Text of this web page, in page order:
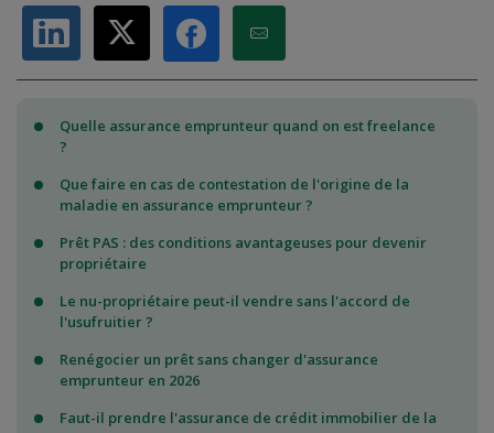
Partager sur LinkedIn
Partager sur XPartager sur Facebook
Partager par Email
Quelle assurance emprunteur quand on est freelance
?
Que faire en cas de contestation de l'origine de la
maladie en assurance emprunteur ?
Prêt PAS : des conditions avantageuses pour devenir
propriétaire
Le nu-propriétaire peut-il vendre sans l'accord de
l'usufruitier ?
Renégocier un prêt sans changer d'assurance
emprunteur en 2026
Faut-il prendre l'assurance de crédit immobilier de la